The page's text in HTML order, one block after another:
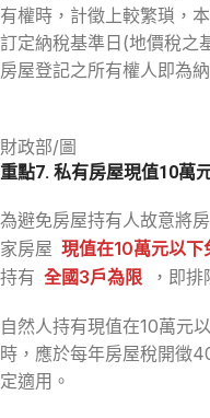
有權時，計徵上較繁瑣，
訂定納稅基準日(地價稅之
房屋登記之所有權人即為
財政部/圖
重點7. 私有房屋現值10萬
為避免房屋持有人故意將
家房屋 現值在10萬元以下
持有 全國3戶為限 ，即
自然人持有現值在10萬元
時，應於每年房屋稅開徵
定適用。